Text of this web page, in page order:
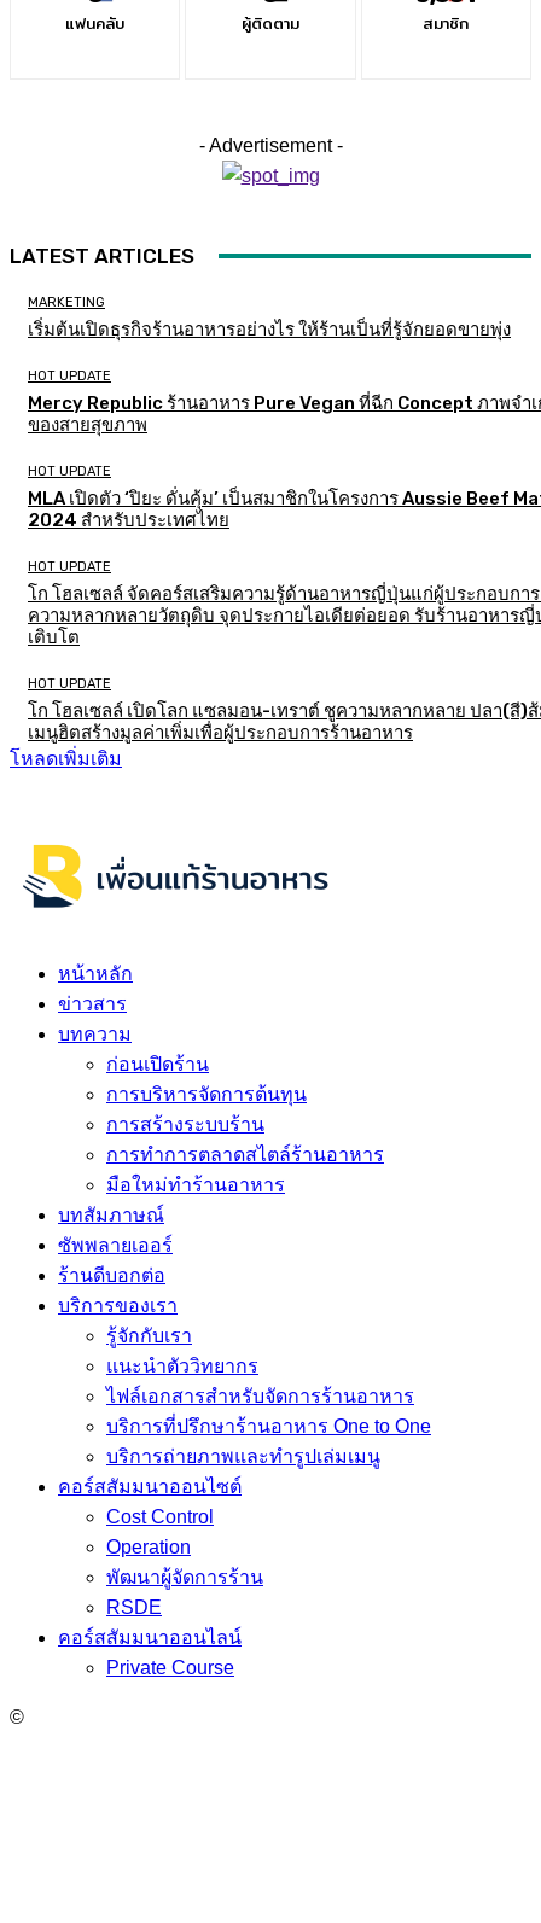
แฟนคลับ ผู้ติดตาม สมาชิก
- Advertisement -
LATEST ARTICLES
MARKETING
เริ่มต้นเปิดธุรกิจร้านอาหารอย่างไร ให้ร้านเป็นที่รู้จักยอดขายพุ่ง
HOT UPDATE
Mercy Republic ร้านอาหาร Pure Vegan ที่ฉีก Concept ภาพจำเ
ของสายสุขภาพ
HOT UPDATE
MLA เปิดตัว ‘ปิยะ ดั่นคุ้ม’ เป็นสมาชิกในโครงการ Aussie Beef
2024 สำหรับประเทศไทย
HOT UPDATE
โก โฮลเซลล์ จัดคอร์สเสริมความรู้ด้านอาหารญี่ปุ่นแก่ผู้ประกอบกา
ความหลากหลายวัตถุดิบ จุดประกายไอเดียต่อยอด รับร้านอาหาร
เติบโต
HOT UPDATE
โก โฮลเซลล์ เปิดโลก แซลมอน-เทราต์ ชูความหลากหลาย ปลา(สี)
เมนูฮิตสร้างมูลค่าเพิ่มเพื่อผู้ประกอบการร้านอาหาร
โหลดเพิ่มเติม
หน้าหลัก
ข่าวสาร
บทความ
ก่อนเปิดร้าน
การบริหารจัดการต้นทุน
การสร้างระบบร้าน
การทำการตลาดสไตล์ร้านอาหาร
มือใหม่ทำร้านอาหาร
บทสัมภาษณ์
ซัพพลายเออร์
ร้านดีบอกต่อ
บริการของเรา
รู้จักกับเรา
แนะนำตัววิทยากร
ไฟล์เอกสารสำหรับจัดการร้านอาหาร
บริการที่ปรึกษาร้านอาหาร One to One
บริการถ่ายภาพและทำรูปเล่มเมนู
คอร์สสัมมนาออนไซต์
Cost Control
Operation
พัฒนาผู้จัดการร้าน
RSDE
คอร์สสัมมนาออนไลน์
Private Course
©